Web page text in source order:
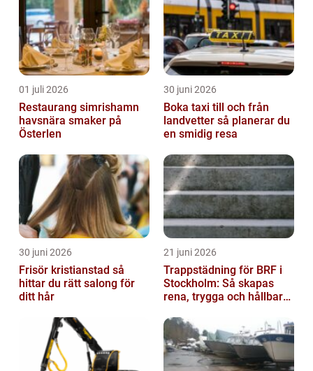
01 juli 2026
Restaurang simrishamn
havsnära smaker på
Österlen
30 juni 2026
Boka taxi till och från
landvetter så planerar du
en smidig resa
30 juni 2026
Frisör kristianstad så
hittar du rätt salong för
ditt hår
21 juni 2026
Trappstädning för BRF i
Stockholm: Så skapas
rena, trygga och hållbara